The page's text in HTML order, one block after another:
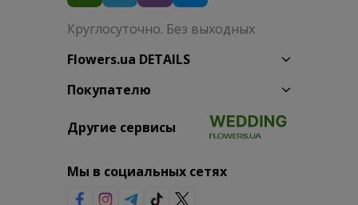
Круглосуточно. Без выходных
Flowers.ua DETAILS
Покупателю
Другие сервисы
Мы в социальных сетях